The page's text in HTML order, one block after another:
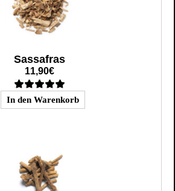
Sassafras
11,90€